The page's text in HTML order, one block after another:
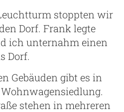
stoppten wir
Dorf. Frank legte
ich unternahm einen
Dorf.
Gebäuden gibt es in
stehen in mehreren